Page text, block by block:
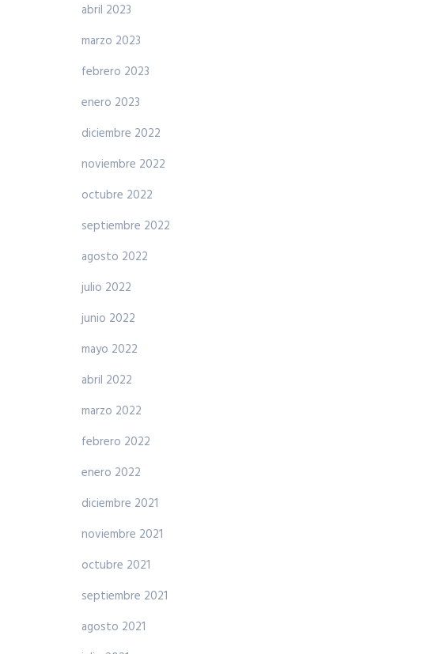
abril 2023
marzo 2023
febrero 2023
enero 2023
diciembre 2022
noviembre 2022
octubre 2022
septiembre 2022
agosto 2022
julio 2022
junio 2022
mayo 2022
abril 2022
marzo 2022
febrero 2022
enero 2022
diciembre 2021
noviembre 2021
octubre 2021
septiembre 2021
agosto 2021